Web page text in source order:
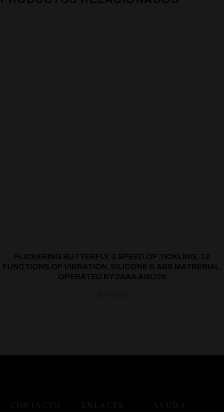
FLICKERING BUTTERFLY, 3 SPEED OF TICKLING, 12
FUNCTIONS OF VIBRATION, SILICONE & ABS MATRERIAL,
OPERATED BY 2AAA AGO26
CONTACTO ENLACES AYUDA